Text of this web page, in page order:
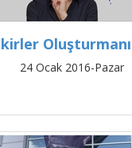
24 Ocak 2016-Pazar